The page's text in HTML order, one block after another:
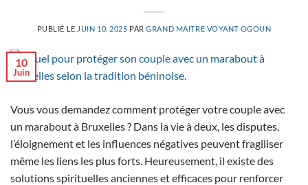
PUBLIÉ LE JUIN 10, 2025 PARGRAND MAITRE VOYANT OGOUN
10
Juin
Vous vous demandez comment protéger votre couple avec
un marabout à Bruxelles ? Dans la vie à deux, les disputes,
l’éloignement et les influences négatives peuvent fragiliser
même les liens les plus forts. Heureusement, il existe des
solutions spirituelles anciennes et efficaces pour renforcer